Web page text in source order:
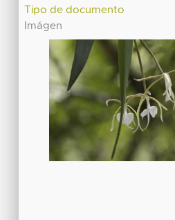
Tipo de documento
Imágen